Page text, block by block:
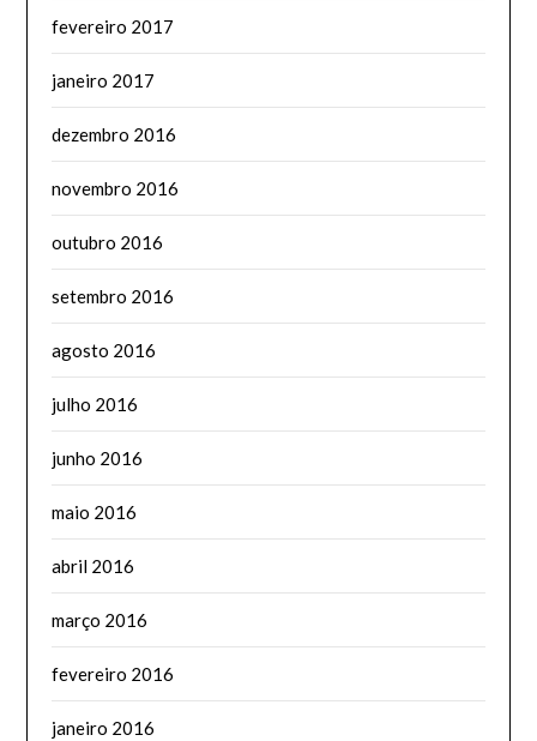
fevereiro 2017
janeiro 2017
dezembro 2016
novembro 2016
outubro 2016
setembro 2016
agosto 2016
julho 2016
junho 2016
maio 2016
abril 2016
março 2016
fevereiro 2016
janeiro 2016